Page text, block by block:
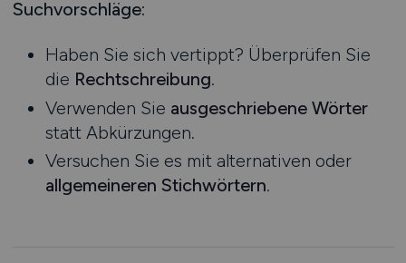
SAP / ERP Beratung
Social Media
System- & Netzwerkadministration
Technische Dokumentation
Telekommunikation
Webentwicklung
Ausbildung / Studium
Praktikum
Mecklenburg-Vorpommern
Nordrhein-Westfalen
Rheinland-Pfalz
Saarland
Sachsen
Sachsen-Anhalt
Schleswig-Holstein
Suchvorschläge:
Haben Sie sich vertippt? Überprüfen Sie
die Rechtschreibung.
Verwenden Sie ausgeschriebene Wörter
statt Abkürzungen.
Versuchen Sie es mit alternativen oder
allgemeineren Stichwörtern.